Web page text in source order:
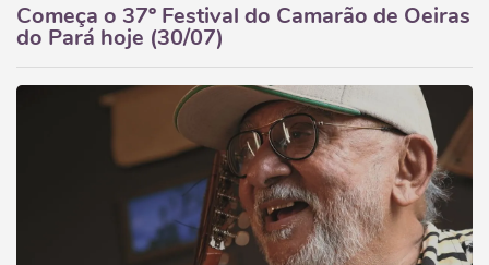
Começa o 37º Festival do Camarão de Oeiras
do Pará hoje (30/07)